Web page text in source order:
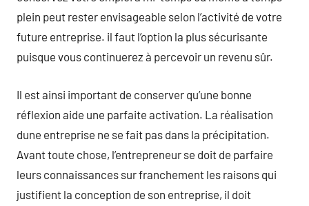
plein peut rester envisageable selon l’activité de votre
future entreprise. il faut l’option la plus sécurisante
puisque vous continuerez à percevoir un revenu sûr.
Il est ainsi important de conserver qu’une bonne
réflexion aide une parfaite activation. La réalisation
dune entreprise ne se fait pas dans la précipitation.
Avant toute chose, l’entrepreneur se doit de parfaire
leurs connaissances sur franchement les raisons qui
justifient la conception de son entreprise, il doit